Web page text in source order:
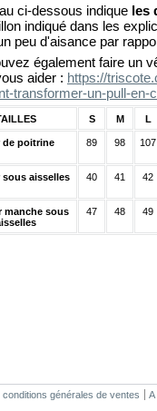
ci-dessous indique les
indiqué dans les
peu d'aisance par
également faire un
aider : https://
transformer-un-pull-en-
S M L
de poitrine 89 98 107
sous aisselles 40 41 42
manche sous
47 48 49
conditions générales de ventes A